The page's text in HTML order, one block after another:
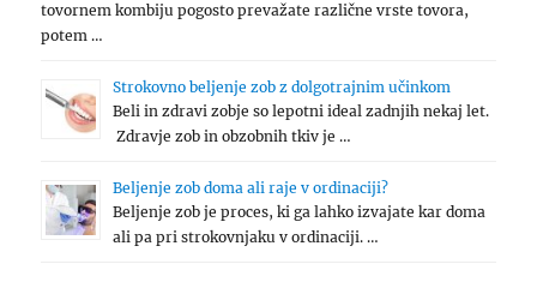
tovornem kombiju pogosto prevažate različne vrste tovora,
potem …
Strokovno beljenje zob z dolgotrajnim učinkom
Beli in zdravi zobje so lepotni ideal zadnjih nekaj let.
Zdravje zob in obzobnih tkiv je …
Beljenje zob doma ali raje v ordinaciji?
Beljenje zob je proces, ki ga lahko izvajate kar doma
ali pa pri strokovnjaku v ordinaciji. …